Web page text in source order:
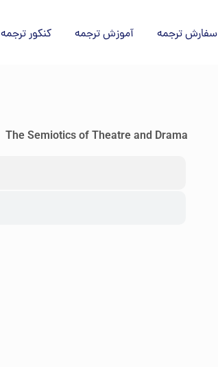
سفارش ترجمه آموزش ترجمه کنکور ترجمه
The Semiotics of Theatre and Drama